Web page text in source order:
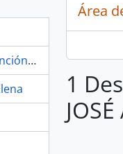
textos cosntitucionales, función legislativa
Área
1